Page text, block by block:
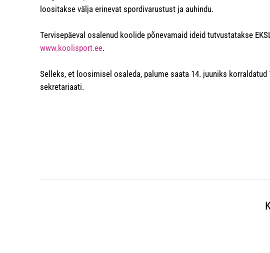
loositakse välja erinevat spordivarustust ja auhindu.
Tervisepäeval osalenud koolide põnevamaid ideid tutvustatakse
www.koolisport.ee.
Selleks, et loosimisel osaleda, palume saata 14. juuniks
sekretariaati.